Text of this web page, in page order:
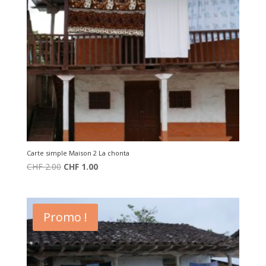
Carte simple Maison 2 La chonta
CHF2.00 Le
était :
CHF 2.00.
CHF1.00Le
est :
CHF 1.00.
Promo !